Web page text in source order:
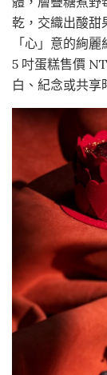
乾，交織出酸甜
「心」意的絢
5 吋蛋糕售價
白、紀念或共享